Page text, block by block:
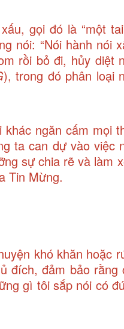
gọi đó là “một
nói: “Nói hành nói
rồi bỏ đi, hủy diệt
), trong đó phân loại
ngăn cấm mọi
ta can dự vào việc
sự chia rẽ và làm
Tin Mừng.
khó khăn hoặc
đích, đảm bảo rằng
gì tôi sắp nói có